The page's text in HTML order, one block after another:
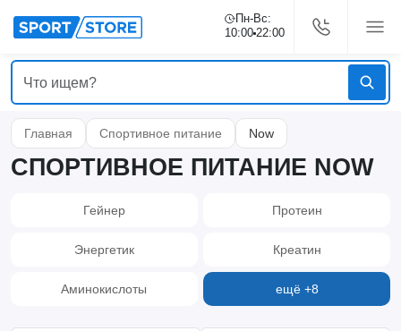
Пн-Вс:
10:00 22:00
Главная Спортивное питание Now
СПОРТИВНОЕ ПИТАНИЕ NOW
Гейнер Протеин
Энергетик Креатин
Аминокислоты ещё +8